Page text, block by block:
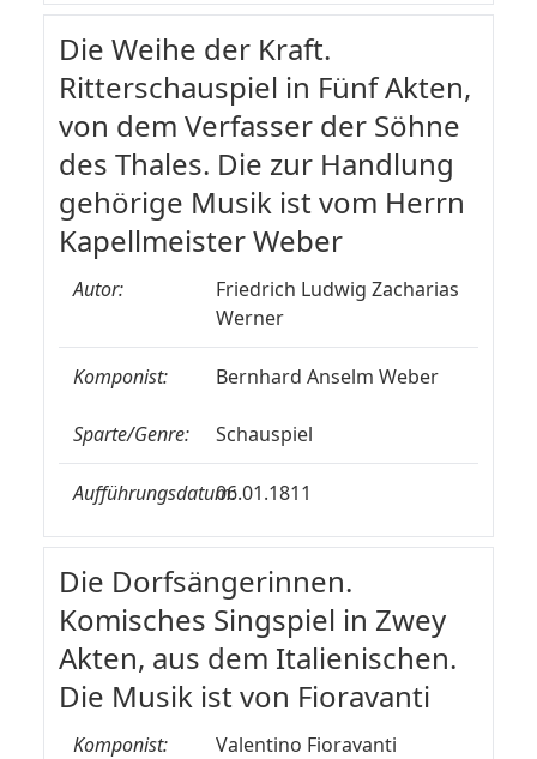
Die Weihe der Kraft.
Ritterschauspiel in Fünf Akten,
von dem Verfasser der Söhne
des Thales. Die zur Handlung
gehörige Musik ist vom Herrn
Kapellmeister Weber
Autor:
Friedrich Ludwig Zacharias
Werner
Komponist: Bernhard Anselm Weber
Sparte/Genre: Schauspiel
Aufführungsdatum:06.01.1811
Die Dorfsängerinnen.
Komisches Singspiel in Zwey
Akten, aus dem Italienischen.
Die Musik ist von Fioravanti
Komponist: Valentino Fioravanti